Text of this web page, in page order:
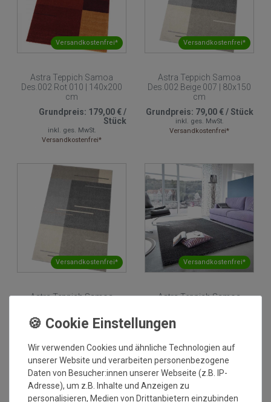
Versandkostenfrei*
Astra Teppich Samoa
Des.002 Rot 010 | 140x200
cm
Grundpreis: 179,00 €/
Stück
inkl. ges. MwSt.
Versandkostenfrei*
Versandkostenfrei*
Astra Teppich Samoa
Des.002 Beige 007 | 80x150
cm
Grundpreis: 79,00 €/Stück
inkl. ges. MwSt.
Versandkostenfrei*
Versandkostenfrei*
Astra Teppich Samoa
cm
Grundpreis: 179,00 €/
inkl. ges. MwSt.
Versandkostenfrei*
Versandkostenfrei*
Astra Teppich Samoa
Grundpreis:
inkl. ges. MwSt.
Versandkostenfrei*
Wir verwenden Cookies und ähnliche Technologien auf
unserer Website und verarbeiten personenbezogene
Daten von Besucher:innen unserer Webseite (z.B. IP-
Adresse), um z.B. Inhalte und Anzeigen zu
personalisieren, Medien von Drittanbietern einzubinden